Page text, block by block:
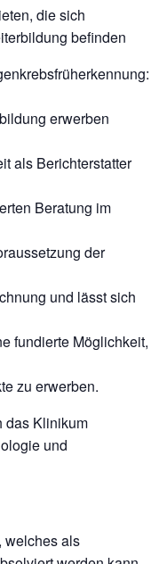
die sich
befinden
erwerben
als Berichterstatter
Beratung im
der
und lässt sich
fundierte Möglichkeit,
zu erwerben.
das Klinikum
und
welches als